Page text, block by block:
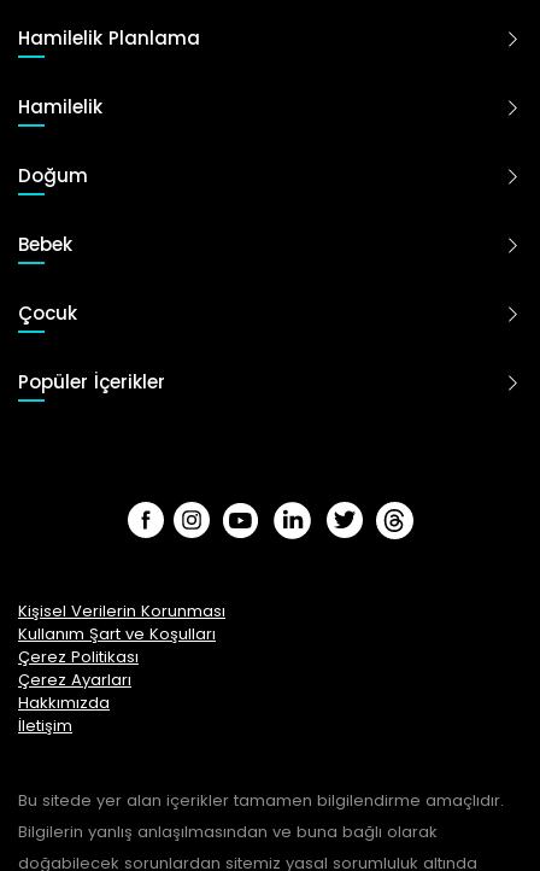
Hamilelik Planlama
Hamilelik
Doğum
Bebek
Çocuk
Popüler İçerikler
Kişisel Verilerin Korunması
Kullanım Şart ve Koşulları
Çerez Politikası
Çerez Ayarları
Hakkımızda
İletişim
Bu sitede yer alan içerikler tamamen bilgilendirme amaçlıdır.
Bilgilerin yanlış anlaşılmasından ve buna bağlı olarak
doğabilecek sorunlardan sitemiz yasal sorumluluk altında